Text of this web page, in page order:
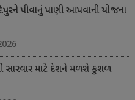
પીવાનું પાણી આપવાની યોજના
સારવાર માટે દેશને મળશે કુશળ